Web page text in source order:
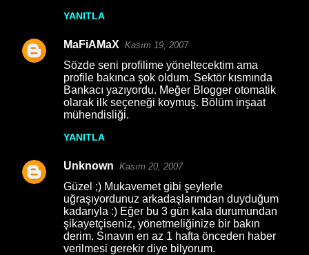
YANITLA
MaFiAMaX Kasım 19, 2007
Sözde seni profilime yöneltecektim ama
profile bakınca şok oldum. Sektör kısmında
Bankacı yazıyordu. Meğer Blogger otomatik
olarak ilk seçeneği koymuş. Bölüm inşaat
mühendisliği.
YANITLA
Unknown Kasım 20, 2007
Güzel ;) Mukavemet gibi şeylerle
uğraşıyordunuz arkadaşlarımdan duyduğum
kadarıyla :) Eğer bu 3 gün kala durumundan
şikayetçiseniz, yönetmeliğinize bir bakın
derim. Sınavın en az 1 hafta önceden haber
verilmesi gerekir diye bilyorum.